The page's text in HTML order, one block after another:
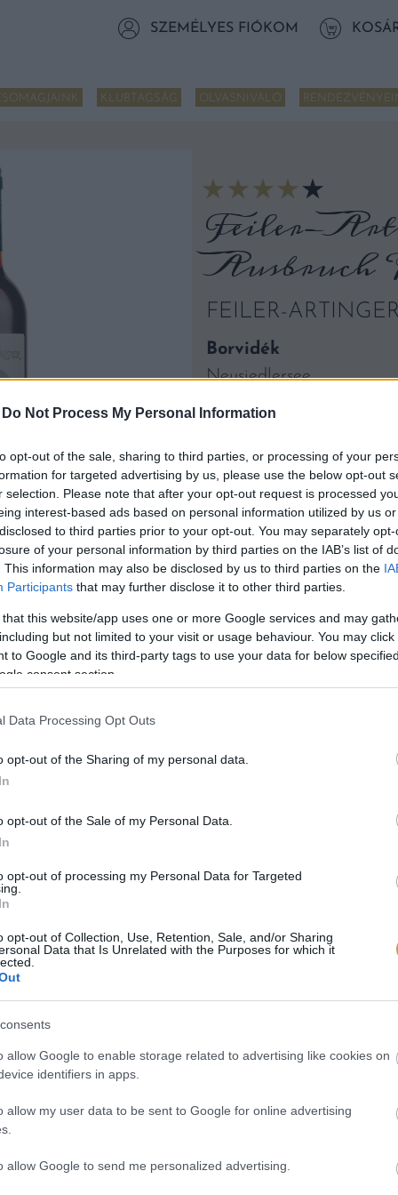
Do Not Process My Personal Information
opt-out of the sale, sharing to third parties, or processing of your
for targeted advertising by us, please use the below opt-out
selection. Please note that after your opt-out request is processed
interest-based ads based on personal information utilized by us
to third parties prior to your opt-out. You may separately
of your personal information by third parties on the IAB’s list of
This information may also be disclosed by us to third parties on the
Participants that may further disclose it to other third parties.
that this website/app uses one or more Google services and may
but not limited to your visit or usage behaviour. You may
to Google and its third-party tags to use your data for below
consent section.
Data Processing Opt Outs
opt-out of the Sharing of my personal data.
opt-out of the Sale of my Personal Data.
opt-out of processing my Personal Data for Targeted
opt-out of Collection, Use, Retention, Sale, and/or Sharing
Data that Is Unrelated with the Purposes for which it
allow Google to enable storage related to advertising like cookies on
identifiers in apps.
allow my user data to be sent to Google for online advertising
allow Google to send me personalized advertising.
SZEMÉLYES FIÓKOM
KLUBTAGSÁG OLVASNIVALÓ
Feiler-
Ausbruch
FEILER-ARTINGER
Borvidék
Neusiedlersee,
Chardonnay; Pinot blanc;
Pinot gris
Jelleg
Édes
Évjárat
1996
bor kissé emelkedett illóval, csokoládés,
bor élénk savval, aszalványokkal és
utóíz.
jegyek
KAPCSOLAT
kérdések:
+36 30 474 5558